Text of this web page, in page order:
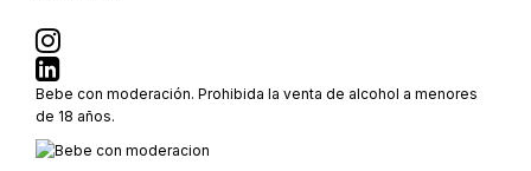
Bebe con moderación. Prohibida la venta de alcohol a menores
de 18 años.